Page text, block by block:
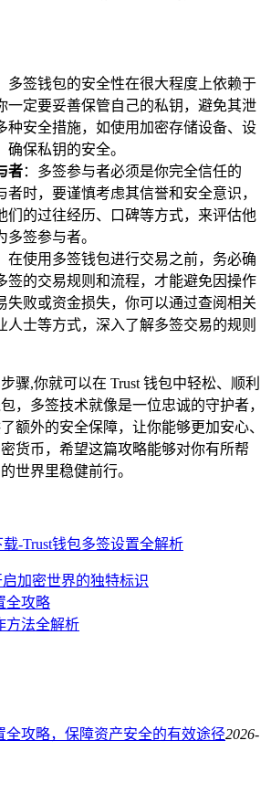
多签钱包的安全性在很大程度上依赖于
一定要妥善保管自己的私钥，避免其泄
种安全措施，如使用加密存储设备、设
确保私钥的安全。
者：多签参与者必须是你完全信任的
者时，要谨慎考虑其信誉和安全意识，
们的过往经历、口碑等方式，来评估他
签参与者。
在使用多签钱包进行交易之前，务必确
签的交易规则和流程，才能避免因操作
失败或资金损失，你可以通过查阅相关
人士等方式，深入了解多签交易的规则
骤,你就可以在 Trust 钱包中轻松、顺利
，多签技术就像是一位忠诚的守护者，
额外的安全保障，让你能够更加安心、
货币，希望这篇攻略能够对你有所帮
世界里稳健前行。
-Trust钱包多签设置全解析
启加密世界的独特标识
全攻略
方法全解析
全攻略，保障资产安全的有效途径2026-